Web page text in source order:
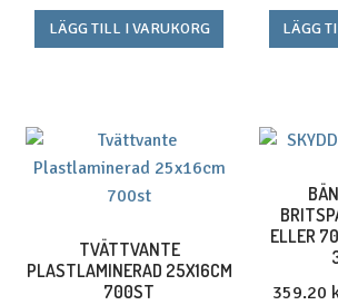
LÄGG TILL I VARUKORG LÄGG
TVÄTTVANTE
PLASTLAMINERAD 25X16CM
700ST
ELLER
359.20